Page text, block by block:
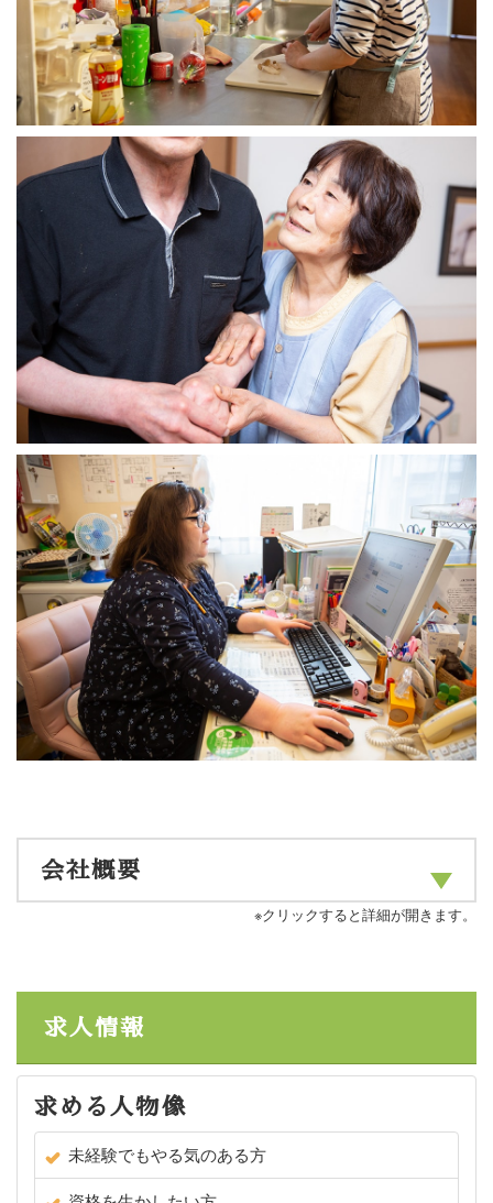
会社概要
※クリックすると詳細が開きます。
求人情報
求める人物像
未経験でもやる気のある方